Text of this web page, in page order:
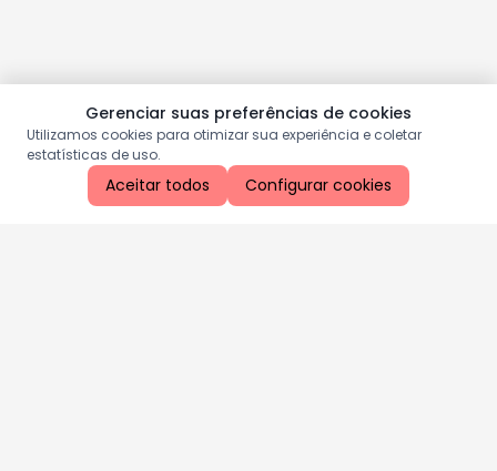
Gerenciar suas preferências de cookies
Utilizamos cookies para otimizar sua experiência e coletar
estatísticas de uso.
Aceitar todos Configurar cookies